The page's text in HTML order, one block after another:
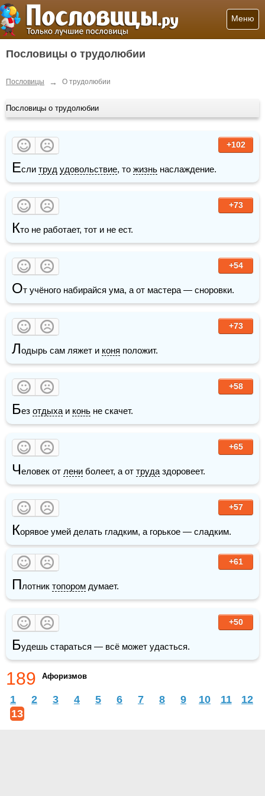
Меню
Пословицы о трудолюбии
Пословицы → О трудолюбии
Пословицы о трудолюбии
+102
Если труд удовольствие, то жизнь наслаждение.
+73
Кто не работает, тот и не ест.
+54
От учёного набирайся ума, а от мастера — сноровки.
+73
Лодырь сам ляжет и коня положит.
+58
Без отдыха и конь не скачет.
+65
Человек от лени болеет, а от труда здоровеет.
+57
Корявое умей делать гладким, а горькое — сладким.
+61
Плотник топором думает.
+50
Будешь стараться — всё может удасться.
189 Афоризмов
1 2 3 4 5 6 7 8 9 10 11
12
13